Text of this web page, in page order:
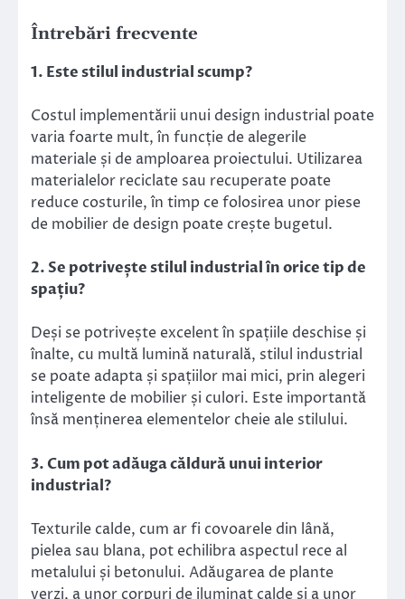
Întrebări frecvente
1. Este stilul industrial scump?
Costul implementării unui design industrial poate
varia foarte mult, în funcție de alegerile
materiale și de amploarea proiectului. Utilizarea
materialelor reciclate sau recuperate poate
reduce costurile, în timp ce folosirea unor piese
de mobilier de design poate crește bugetul.
2. Se potrivește stilul industrial în orice tip de
spațiu?
Deși se potrivește excelent în spațiile deschise și
înalte, cu multă lumină naturală, stilul industrial
se poate adapta și spațiilor mai mici, prin alegeri
inteligente de mobilier și culori. Este importantă
însă menținerea elementelor cheie ale stilului.
3. Cum pot adăuga căldură unui interior
industrial?
Texturile calde, cum ar fi covoarele din lână,
pielea sau blana, pot echilibra aspectul rece al
metalului și betonului. Adăugarea de plante
verzi, a unor corpuri de iluminat calde și a unor